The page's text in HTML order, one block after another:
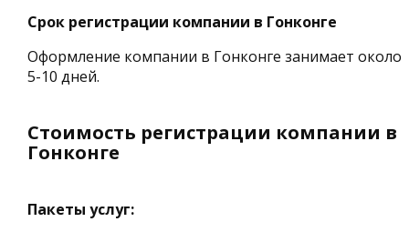
Срок регистрации компании в Гонконге
Оформление компании в Гонконге занимает около
5-10 дней.
Стоимость регистрации компании в
Гонконге
Пакеты услуг: